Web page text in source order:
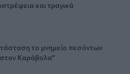
και τραγικά
το μνημείο πεσόντων
Καράβολα"